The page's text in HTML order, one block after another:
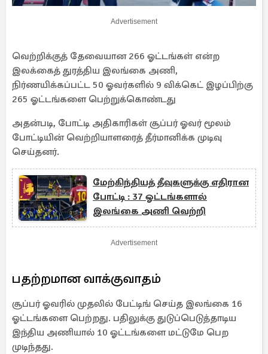
Advertisement
வெற்றிக்குத் தேவையான 266 ஓட்டங்கள் என்ற
இலக்கைத் துரத்திய இலங்கை அணி,
நிர்ணயிக்கப்பட்ட 50 ஓவர்களில் 9 விக்கெட் இழப்பிற்கு
265 ஓட்டங்களை பெற்றுக்கொண்டது
அதன்படி, போட்டி அதிகாரிகள் சூப்பர் ஓவர் மூலம்
போட்டியின் வெற்றியாளரைத் தீர்மானிக்க முடிவு
செய்தனர்.
மேற்கிந்தியத் தீவுகளுக்கு எதிரான
போட்டி : 37 ஓட்டங்களால்
இலங்கை அணி வெற்றி
Advertisement
பதற்றமான வாக்குவாதம்
சூப்பர் ஓவரில் முதலில் பேட்டிங் செய்த இலங்கை 16
ஓட்டங்களை பெற்றது. பதிலுக்கு துடுப்பெடுத்தாடிய
இந்திய அணியால் 10 ஓட்டங்களை மட்டுமே பெற
முடிந்தது.